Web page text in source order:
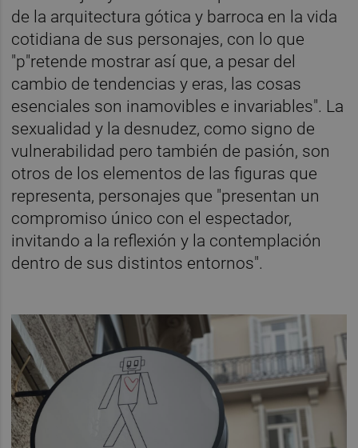
de la arquitectura gótica y barroca en la vida
cotidiana de sus personajes, con lo que
"p"retende mostrar así que, a pesar del
cambio de tendencias y eras, las cosas
esenciales son inamovibles e invariables". La
sexualidad y la desnudez, como signo de
vulnerabilidad pero también de pasión, son
otros de los elementos de las figuras que
representa, personajes que "presentan un
compromiso único con el espectador,
invitando a la reflexión y la contemplación
dentro de sus distintos entornos".